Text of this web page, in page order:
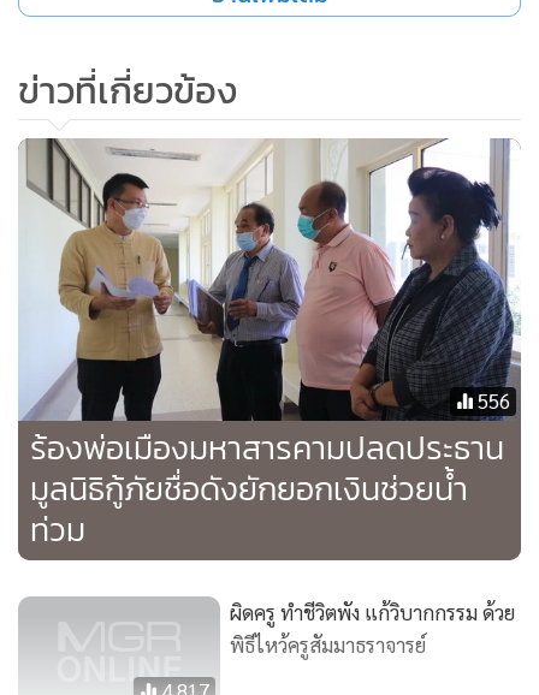
สำคัญในมูลค่าของมัน เหตุการณ์ดังกล่าวได้ขยายเวลาตลาดหมี
"เคล็ดลับสำหรับนักลงทุนเพื่อความอยู่รอดในฤดูหนาวของคริป
โต ซึ่งอาจจะยาวนานไปอีกอย่างน้อย 3-4 ปี สำหรับสินทรัพย์เช่น
Bitcoin (BTC) ลงทุนใน Bitcoin และ Ethereum (ETH) เท่านั้น
ซึ่งไม่ควรตื่นตระหนกและเทขายออกไป"
ที่น่าสนใจคือภาวะตลาดตกต่ำส่งผลกระทบต่อนักลงทุนในด้าน
ต่างๆ ตัวอย่างเช่น หลังจากการล่มสลายของ FTX เจ้าของโทเค็น
ดั้งเดิมของการแลกเปลี่ยน FTT ได้กลายเป็นผู้ที่กังวลมากที่ขณะ
ที่ผู้ถือ Dogecoin (DOGE) จัดอยู่ในกลุ่มนักลงทุน crypto ที่มี
ความเครียดน้อยที่สุด ซึ่งประเด็นที่สำคัญมาจากแรงหนุนของ
Elon Musk หลังจากการเข้าซื้อทวิตเตอร์ และได้ทวิตว่าจะผลัก
ดันให้ Dogecoin เป็นเหรียญที่มีบทบาทสำคัญในการทำธุรกรรม
ในอนาคตต่อจากนี้ โดยเริ่มจากการรองรับในแพล็ทฟอร์มของทวิ
ข่าวที่เกี่ยวข้อง
556
ร้องพ่อเมืองมหาสารคามปลดประธาน
มูลนิธิกู้ภัยชื่อดังยักยอกเงินช่วยน้ำ
ท่วม
4,817
ผิดครู ทำชีวิตพัง แก้วิบากกรรม ด้วย
พิธีไหว้ครูสัมมาธราจารย์